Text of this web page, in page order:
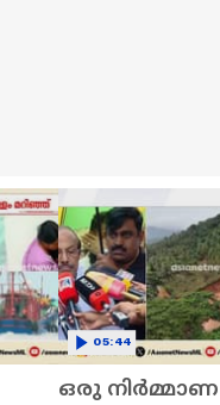
ഒരു നിര്‍മ്മാണ
05:44